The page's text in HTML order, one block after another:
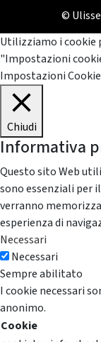
©
Utilizziamo i cookie
"Impostazioni
Impostazioni
Chiudi
Informativa
Questo sito Web
sono essenziali per
verranno
esperienza di
Necessari
Necessari
Sempre abilitato
I cookie necessari
anonimo.
Cookie